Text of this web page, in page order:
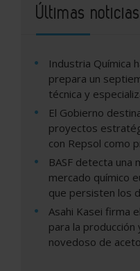
Últimas noticias
Industria Química
prepara un
técnica y
El Gobierno
proyectos
con Repsol como
BASF detecta una
mercado químico
que persisten los
Asahi Kasei firma
para la
novedoso de